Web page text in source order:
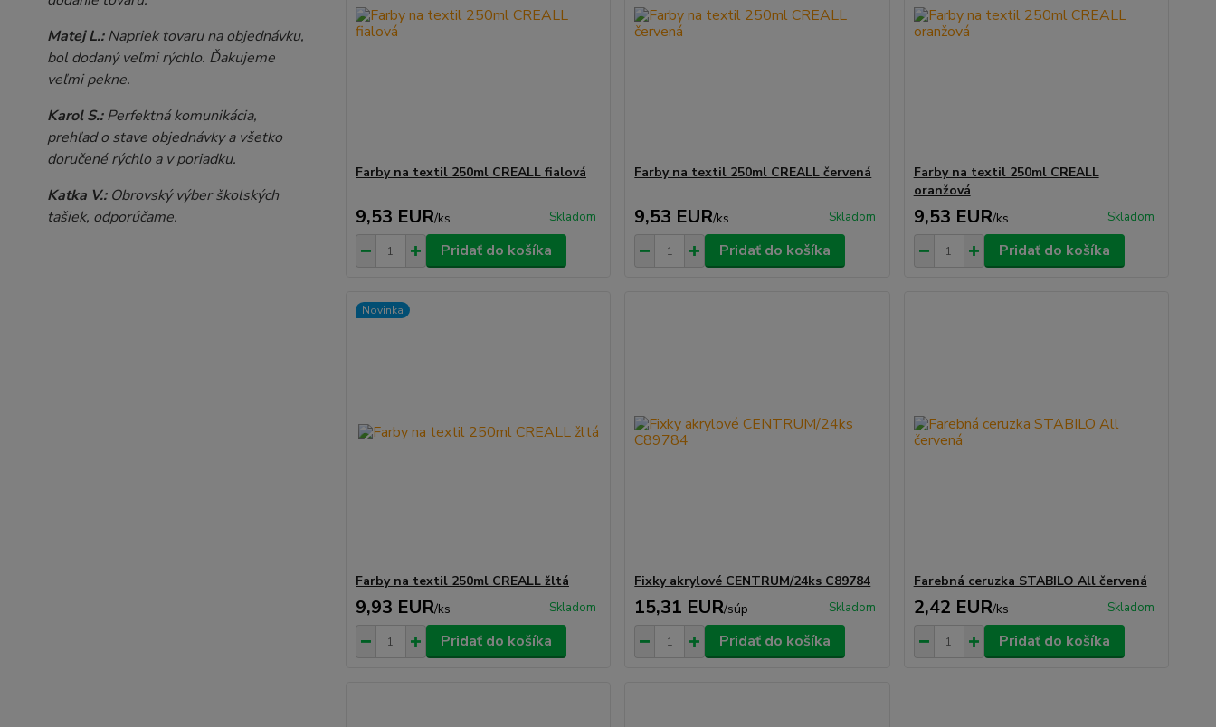
Matej L.:Napriek tovaru na objednávku,
bol dodaný veľmi rýchlo. Ďakujeme
veľmi pekne.
Karol S.:Perfektná komunikácia,
prehľad o stave objednávky a všetko
doručené rýchlo a v poriadku.
Katka V.: Obrovský výber školských
tašiek, odporúčame.
Farby na textil 250ml CREALL fialová
9,53 EUR/ks Skladom
Pridať do košíka
Farby na textil 250ml CREALL červená
9,53 EUR/ks Skladom
Pridať do košíka
Farby na textil 250ml CREALL
oranžová
9,53 EUR/ks Skladom
Pridať do košíka
Novinka
Farby na textil 250ml CREALL žltá
9,93 EUR/ks Skladom
Pridať do košíka
Fixky akrylové CENTRUM/24ks C89784
15,31 EUR/súp Skladom
Pridať do košíka
Farebná ceruzka STABILO All červená
2,42 EUR/ks Skladom
Pridať do košíka